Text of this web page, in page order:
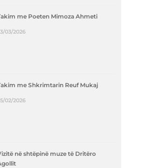
me Poeten Mimoza Ahmeti
03/2026
me Shkrimtarin Reuf Mukaj
02/2026
në shtëpinë muze të Dritëro